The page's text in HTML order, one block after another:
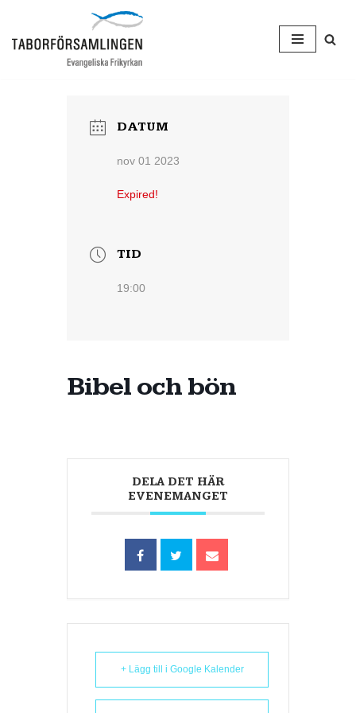
Hoppa
DATUM
nov 01 2023
Expired!
TID
19:00
Bibel och bön
DELA DET HÄR
EVENEMANGET
+ Lägg till i Google Kalender